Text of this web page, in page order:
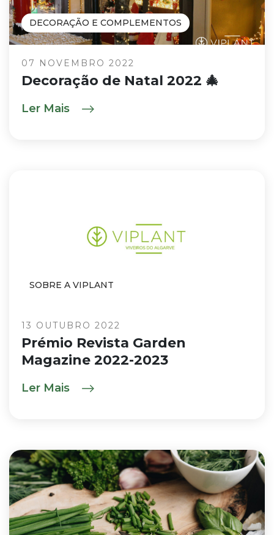
DECORAÇÃO E COMPLEMENTOS
07 NOVEMBRO 2022
Decoração de Natal 2022 🎄
Ler Mais
SOBRE A VIPLANT
13 OUTUBRO 2022
Prémio Revista Garden
Magazine 2022-2023
Ler Mais